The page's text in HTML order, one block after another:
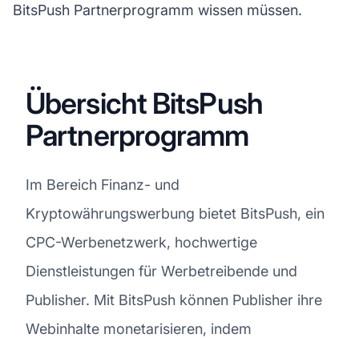
BitsPush Partnerprogramm wissen müssen.
Übersicht BitsPush
Partnerprogramm
Im Bereich Finanz- und
Kryptowährungswerbung bietet BitsPush, ein
CPC-Werbenetzwerk, hochwertige
Dienstleistungen für Werbetreibende und
Publisher. Mit BitsPush können Publisher ihre
Webinhalte monetarisieren, indem